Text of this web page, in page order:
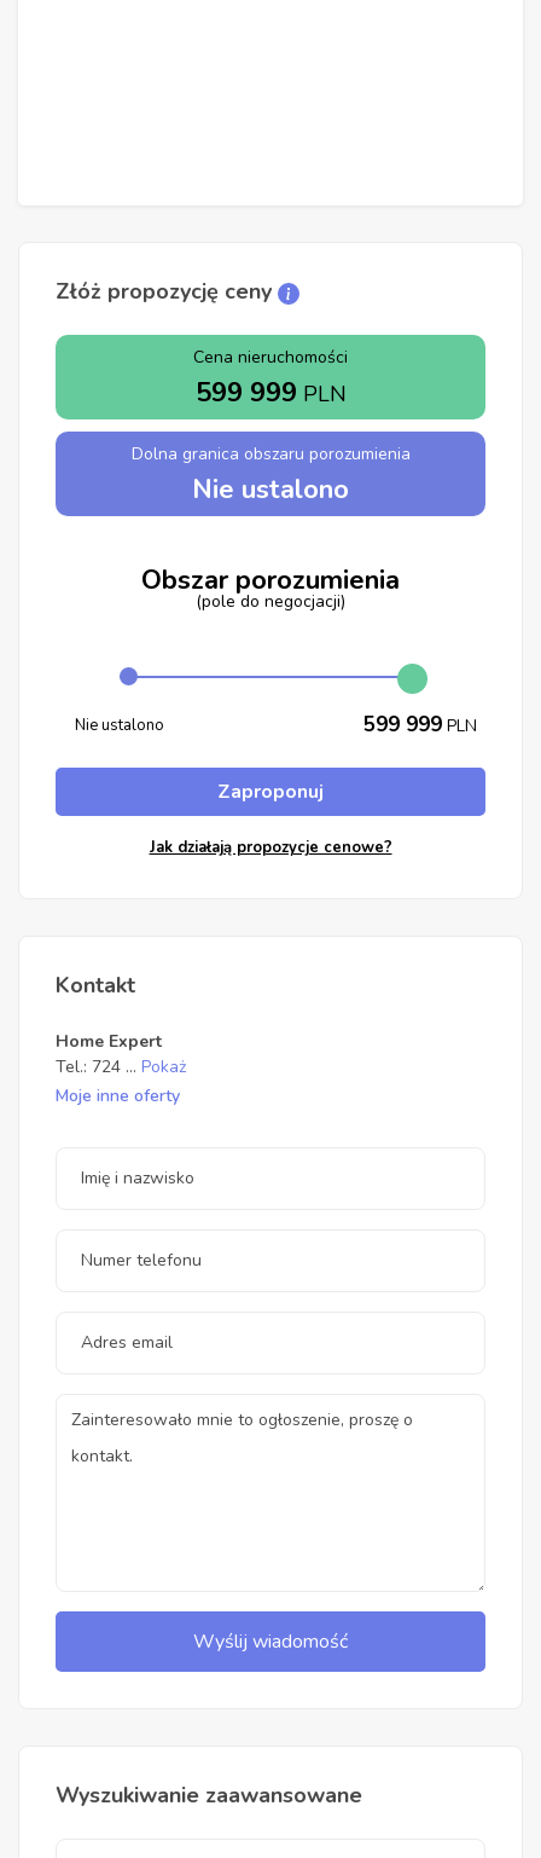
Złóż propozycję ceny
Cena nieruchomości
599 999 PLN
Dolna granica obszaru porozumienia
Nie ustalono
Obszar porozumienia
(pole do negocjacji)
Nie ustalono 599 999 PLN
Zaproponuj
Jak działają propozycje cenowe?
Kontakt
Home Expert
Tel.: 724 ... Pokaż
Moje inne oferty
Wyślij wiadomość
Wyszukiwanie zaawansowane